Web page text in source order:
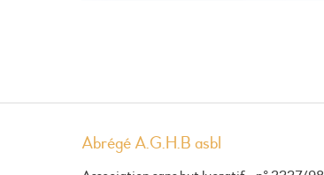
Abrégé A.G.H.B asbl